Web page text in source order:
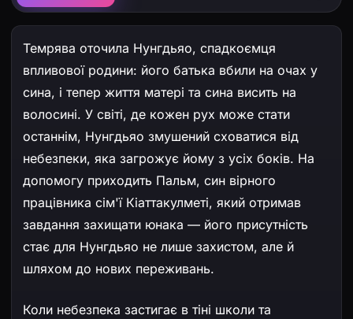
Темрява оточила Нунгдьяо, спадкоємця
впливової родини: його батька вбили на очах у
сина, і тепер життя матері та сина висить на
волосині. У світі, де кожен рух може стати
останнім, Нунгдьяо змушений сховатися від
небезпеки, яка загрожує йому з усіх боків. На
допомогу приходить Пальм, син вірного
працівника сім'ї Кіаттакулметі, який отримав
завдання захищати юнака — його присутність
стає для Нунгдьяо не лише захистом, але й
шляхом до нових переживань.
Коли небезпека застигає в тіні школи та